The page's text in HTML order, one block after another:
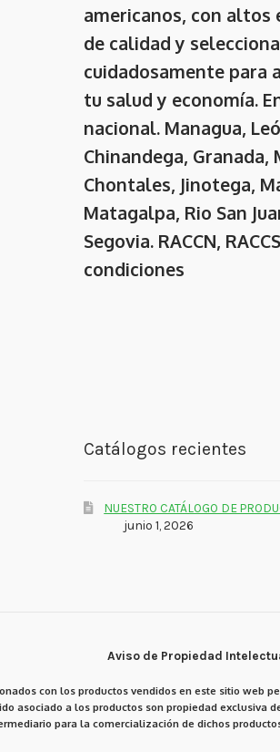
americanos, con altos
de calidad y
cuidadosamente para
tu salud y economía.
nacional. Managua,
Chinandega, Granada,
Chontales, Jinotega,
Matagalpa, Rio San
Segovia. RACCN,
condiciones
Catálogos recientes
NUESTRO CATÁLOGO DE
junio 1, 2026
Aviso de Propiedad
con los productos vendidos en este sitio web
asociado a los productos son propiedad
para la comercialización de dichos